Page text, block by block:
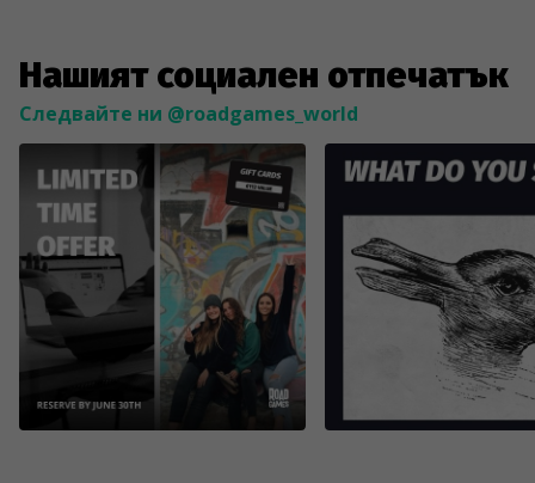
Нашият социален отпечатък
Следвайте ни @roadgames_world